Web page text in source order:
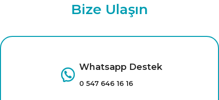
paslanmaz alüminyum
bir depolama
Bize Ulaşın
Whatsapp Destek
0 547 646 16 16